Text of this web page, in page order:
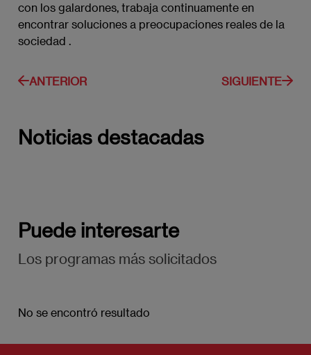
con los galardones, trabaja continuamente en
encontrar soluciones a preocupaciones reales de la
sociedad .
ANTERIOR SIGUIENTE
Noticias destacadas
Puede interesarte
Los programas más solicitados
No se encontró resultado